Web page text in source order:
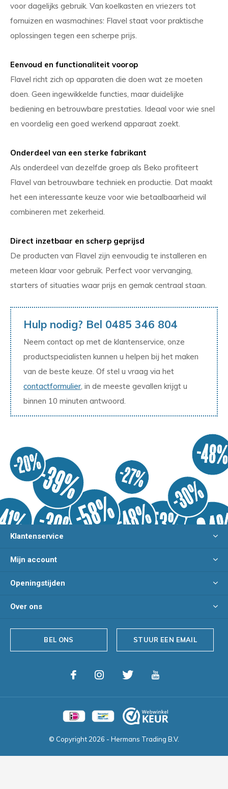
voor dagelijks gebruik. Van koelkasten en vriezers tot
fornuizen en wasmachines: Flavel staat voor praktische
oplossingen tegen een scherpe prijs.
Eenvoud en functionaliteit voorop
Flavel richt zich op apparaten die doen wat ze moeten
doen. Geen ingewikkelde functies, maar duidelijke
bediening en betrouwbare prestaties. Ideaal voor wie snel
en voordelig een goed werkend apparaat zoekt.
Onderdeel van een sterke fabrikant
Als onderdeel van dezelfde groep als Beko profiteert
Flavel van betrouwbare techniek en productie. Dat maakt
het een interessante keuze voor wie betaalbaarheid wil
combineren met zekerheid.
Direct inzetbaar en scherp geprijsd
De producten van Flavel zijn eenvoudig te installeren en
meteen klaar voor gebruik. Perfect voor vervanging,
starters of situaties waar prijs en gemak centraal staan.
Hulp nodig? Bel 0485 346 804
Neem contact op met de klantenservice, onze
productspecialisten kunnen u helpen bij het maken
van de beste keuze. Of stel u vraag via het
contactformulier , in de meeste gevallen krijgt u
binnen 10 minuten antwoord.
Klantenservice
Mijn account
Openingstijden
Over ons
BEL ONS STUUR EEN EMAIL
© Copyright 2026 - Hermans Trading B.V.